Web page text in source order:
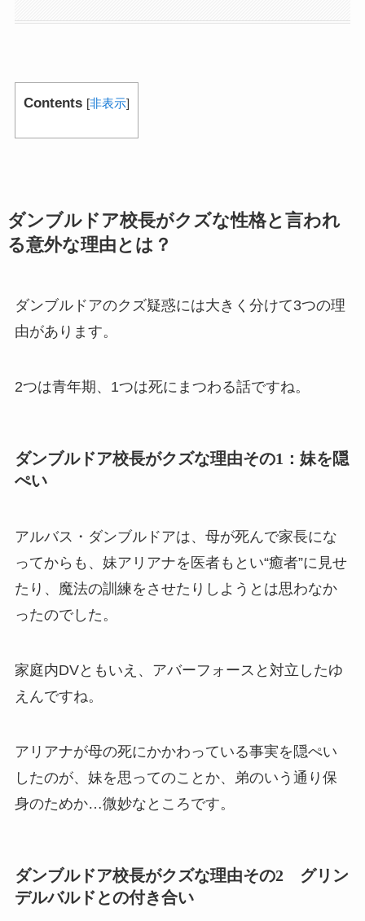
Contents [非表示]
ダンブルドア校長がクズな性格と言われ
る意外な理由とは？
ダンブルドアのクズ疑惑には大きく分けて3つの理
由があります。
2つは青年期、1つは死にまつわる話ですね。
ダンブルドア校長がクズな理由その1：妹を隠
ぺい
アルバス・ダンブルドアは、母が死んで家長にな
ってからも、妹アリアナを医者もとい“癒者”に見せ
たり、魔法の訓練をさせたりしようとは思わなか
ったのでした。
家庭内DVともいえ、アバーフォースと対立したゆ
えんですね。
アリアナが母の死にかかわっている事実を隠ぺい
したのが、妹を思ってのことか、弟のいう通り保
身のためか…微妙なところです。
ダンブルドア校長がクズな理由その2 グリン
デルバルドとの付き合い